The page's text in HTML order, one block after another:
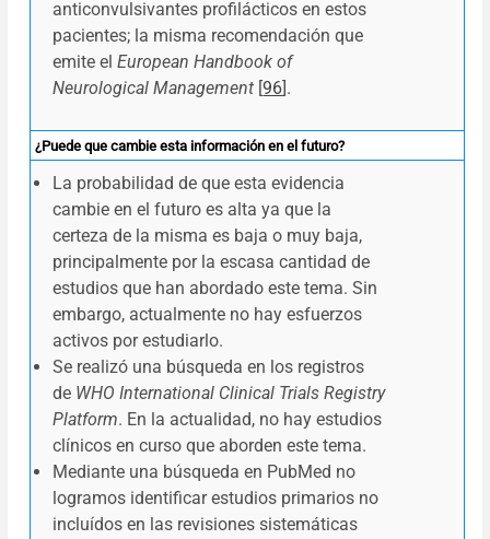
anticonvulsivantes profilácticos en estos
pacientes; la misma recomendación que
emite elEuropean Handbook of
Neurological Management [96].
¿Puede que cambie esta información en el futuro?
La probabilidad de que esta evidencia
cambie en el futuro es alta ya que la
certeza de la misma es baja o muy baja,
principalmente por la escasa cantidad de
estudios que han abordado este tema. Sin
embargo, actualmente no hay esfuerzos
activos por estudiarlo.
Se realizó una búsqueda en los registros
de WHO International Clinical Trials Registry
Platform. En la actualidad, no hay estudios
clínicos en curso que aborden este tema.
Mediante una búsqueda en PubMed no
logramos identificar estudios primarios no
incluídos en las revisiones sistemáticas